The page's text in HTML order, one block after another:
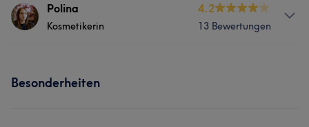
ServicesPolina
Kosmetikerin
4.2
13 Bewertungen
Habe Jahre lange Erfahrung mit der Kosmetischen
Besonderheiten